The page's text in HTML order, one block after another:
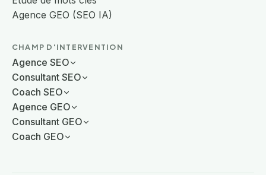
Agence GEO (SEO IA)
CHAMP D'INTERVENTION
Agence SEO
Consultant SEO
Coach SEO
Agence GEO
Consultant GEO
Coach GEO